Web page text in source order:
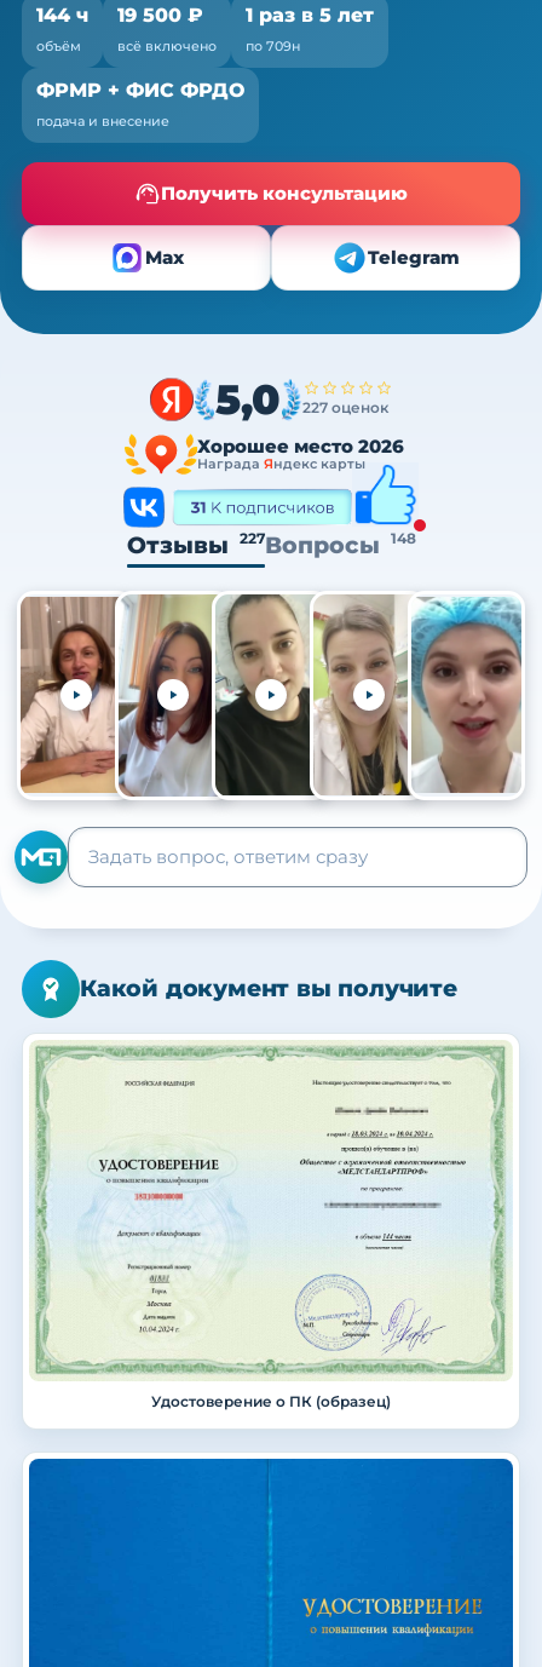
144 ч
объём
19 500 ₽
всё включено
1 раз в 5 лет
по 709н
ФРМР + ФИС ФРДО
подача и внесение
Получить консультацию
Max Telegram
5,0 227 оценок
Хорошее место 2026
Награда Яндекс карты
Отзывы 227Вопросы 148
+105
Какой документ вы получите
Удостоверение о ПК (образец)